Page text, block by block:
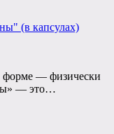
(в капсулах)
форме — физически
— это…